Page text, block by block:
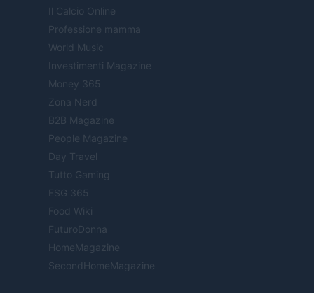
Il Calcio Online
Professione mamma
World Music
Investimenti Magazine
Money 365
Zona Nerd
B2B Magazine
People Magazine
Day Travel
Tutto Gaming
ESG 365
Food Wiki
FuturoDonna
HomeMagazine
SecondHomeMagazine